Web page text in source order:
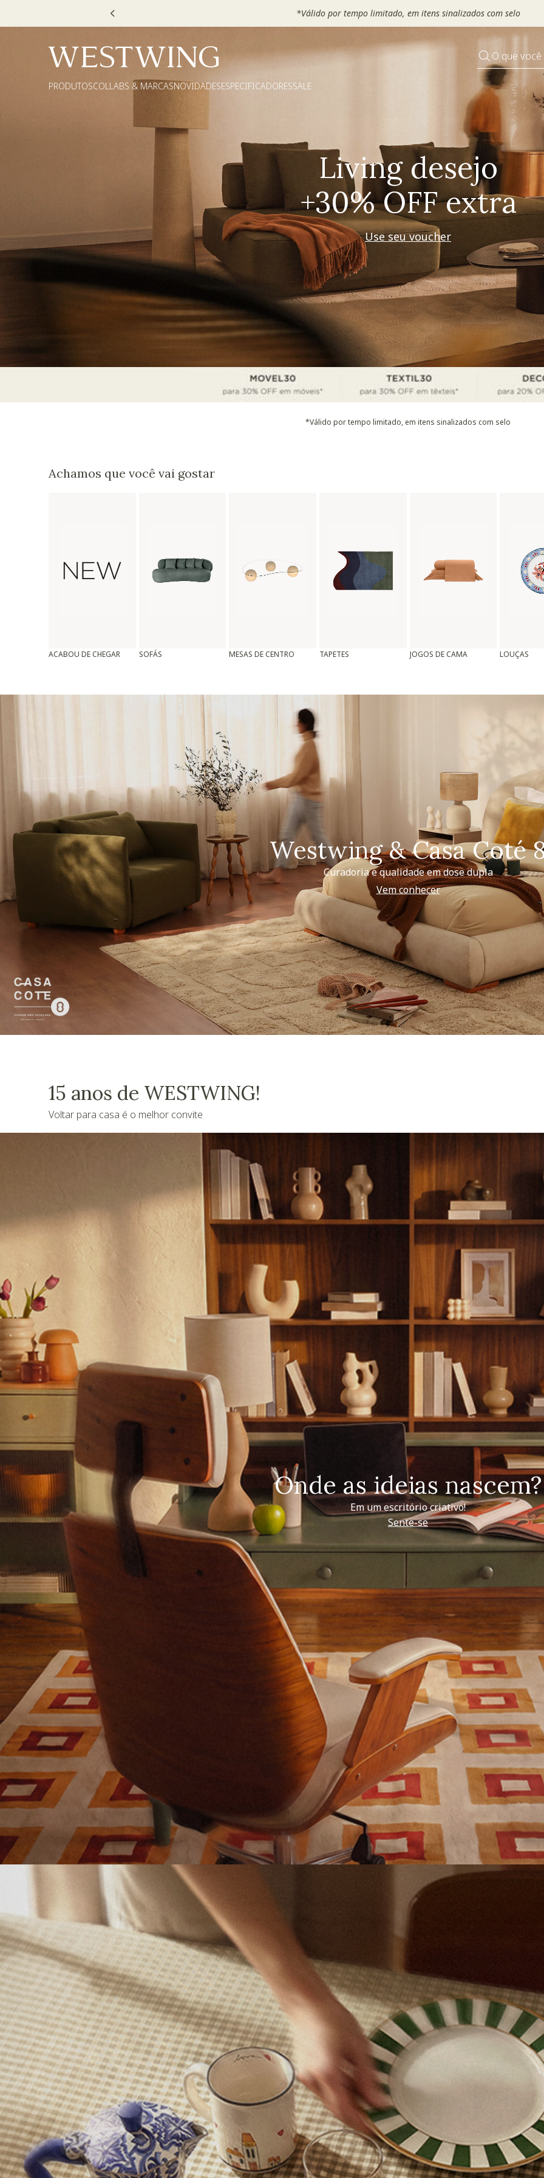
Escolha seu VOUCHER e ganhe até 30% OFF*: useMOVEL30, TEXTIL30 OU
O que
PRODUTOSCOLLABS & MARCASNOVIDADESESPECIFICADORESSALE
Pequenos rituais
Grandes mudanças
Decorar
*Válido por tempo limitado, em itens sinalizados com selo
Achamos que você vai gostar
ACABOU DE CHEGAR SOFÁS MESAS DE CENTRO TAPETES JOGOS DE CAMA LOUÇAS
Westwing & Casa Coté
Curadoria e qualidade em dose dupla
Vem conhecer
15 anos de WESTWING!
Voltar para casa é o melhor convite
Onde as ideias nascem?
Em um escritório criativo!
Sente-se